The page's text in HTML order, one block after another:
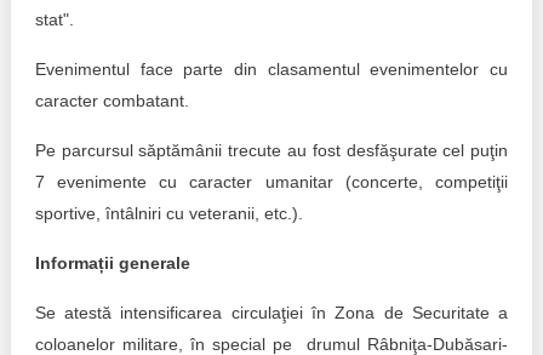
stat".
Evenimentul face parte din clasamentul evenimentelor cu
caracter combatant.
Pe parcursul săptămânii trecute au fost desfăşurate cel puţin
7 evenimente cu caracter umanitar (concerte, competiţii
sportive, întâlniri cu veteranii, etc.).
Informații generale
Se atestă intensificarea circulaţiei în Zona de Securitate a
coloanelor militare, în special pe drumul Râbniţa-Dubăsari-